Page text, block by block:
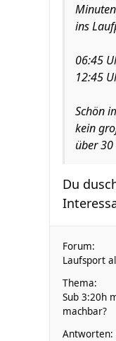
ins
06:45
12:45
Schön
kein
über 30
Du
Forum:
Laufsport
Thema:
Sub 3:20h
machbar?
Antworten: